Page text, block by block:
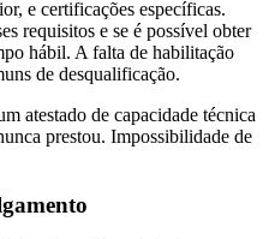
e certificações específicas.
requisitos e se é possível obter
hábil. A falta de habilitação
de desqualificação.
atestado de capacidade técnica
prestou. Impossibilidade de